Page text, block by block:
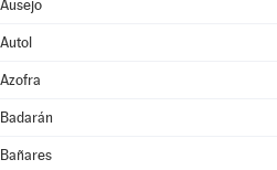
Ausejo
Autol
Azofra
Badarán
Bañares